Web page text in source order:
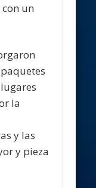
un
la
y las
y pieza